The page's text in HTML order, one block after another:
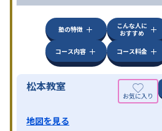
塾の特徴
こんな人に
おすすめ
コース内容
コース料金
松本教室
地図を見る